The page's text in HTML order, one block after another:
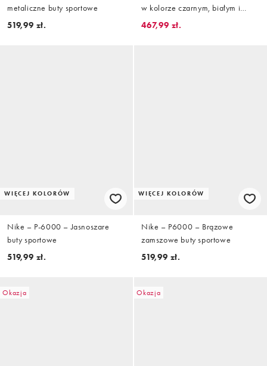
metaliczne buty sportowe
519,99 zł.
w kolorze czarnym, białym i
metalicznym srebrnym
467,99 zł.
WIĘCEJ KOLORÓW
Nike – P-6000 – Jasnoszare
buty sportowe
519,99 zł.
WIĘCEJ KOLORÓW
Nike – P6000 – Brązowe
zamszowe buty sportowe
519,99 zł.
Okazja Okazja